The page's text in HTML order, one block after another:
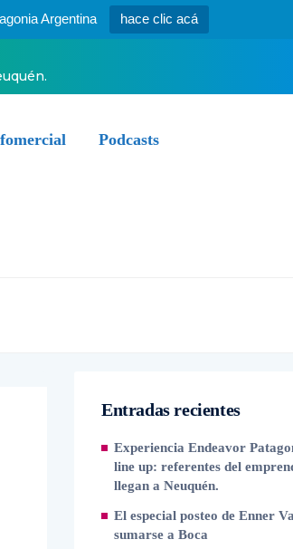
Argentina hace clic acá
Podcasts
Entradas recientes
Experiencia Endeavor
line up: referentes del
llegan a Neuquén.
El especial posteo de Enner
sumarse a Boca